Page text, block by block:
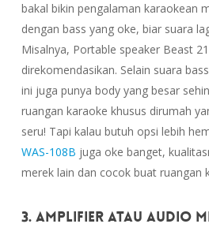
bakal bikin pengalaman karaokean
dengan bass yang oke, biar suara
Misalnya, Portable speaker Beast
direkomendasikan. Selain suara
ini juga punya body yang besar
ruangan karaoke khusus dirumah
seru! Tapi kalau butuh opsi lebih
WAS-108B juga oke banget,
merek lain dan cocok buat ruangan
3. Amplifier atau Audio